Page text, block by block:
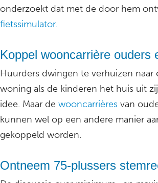
onderzoekt dat met de door hem
fietssimulator.
Koppel wooncarrière ouders
Huurders dwingen te verhuizen naar
woning als de kinderen het huis uit
idee. Maar de wooncarrières van
kunnen wel op een andere manier
gekoppeld worden.
Ontneem 75-plussers